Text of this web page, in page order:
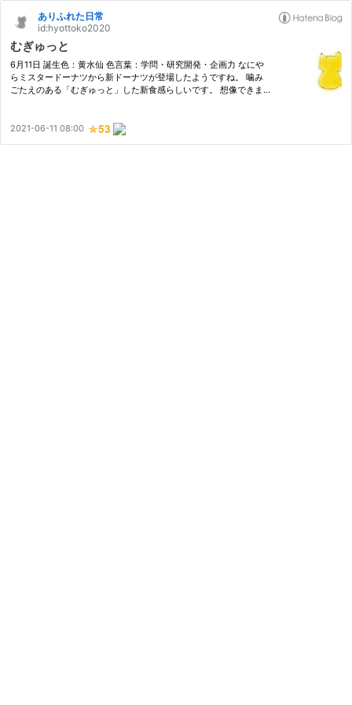
ありふれた日常
id:hyottoko2020
むぎゅっと
6月11日 誕生色：黄水仙 色言葉：学問・研究開発・企画力 なにや
らミスタードーナツから新ドーナツが登場したようですね。 噛み
ごたえのある「むぎゅっと」した新食感らしいです。 想像できま
な…
2021-06-11 08:00